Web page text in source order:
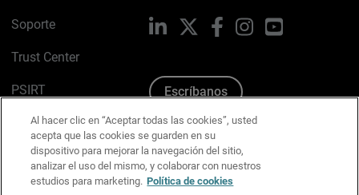
Soporte
Trust Center
PSIRT
Política de cookies
Política de privacidad
Kit de medios y marca
LinkedIn FacebookInstagramYouTube
Escríbanos
Al hacer clic en “Aceptar todas las cookies”, usted
acepta que las cookies se guarden en su
dispositivo para mejorar la navegación del sitio,
analizar el uso del mismo, y colaborar con nuestros
estudios para marketing. Política de cookies